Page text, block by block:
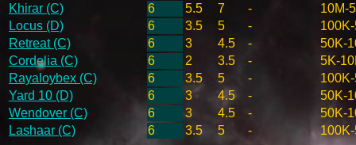
Khirar (C)
6 5.5 7 -
10M-
Locus (D)
6 3.5 5 -
Retreat (C)
6 3 4.5 -
50K-
Cordelia (C)
6 2 3.5 -
5K-
Rayaloybex (C)
6 3.5 5 -
Yard 10 (D)
6 3 4.5 -
50K-
Wendover (C)
6 3 4.5 -
50K-
Lashaar (C)
6 3.5 5 -